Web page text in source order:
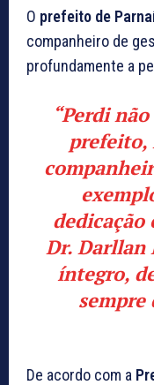
O prefeito de
companheiro de
profundamente a
“Perdi
prefeito,
dedicação
Dr. Darllan
íntegro,
sempre
De acordo com a